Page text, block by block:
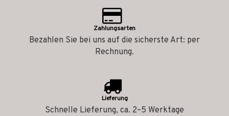
Zahlungsarten
Bezahlen Sie bei uns auf die sicherste Art: per
Rechnung.
Lieferung
Schnelle Lieferung, ca. 2–5 Werktage